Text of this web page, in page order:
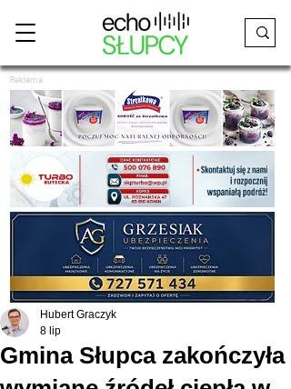
Reklama
Gmina Słupca zakończyła
Hubert Graczyk
8 lip